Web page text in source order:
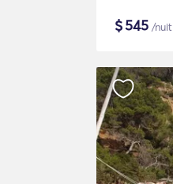
$545 /nuit